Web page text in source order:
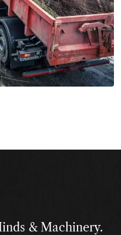
& Machinery.